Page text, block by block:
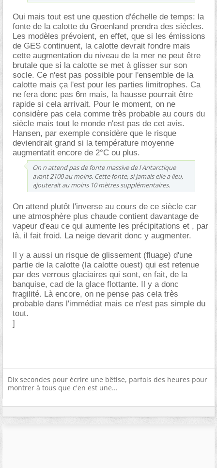
Oui mais tout est une question d'échelle de temps: la
fonte de la calotte du Groenland prendra des siècles.
Les modèles prévoient, en effet, que si les émissions
de GES continuent, la calotte devrait fondre mais
cette augmentation du niveau de la mer ne peut être
brutale que si la calotte se met à glisser sur son
socle. Ce n'est pas possible pour l'ensemble de la
calotte mais ça l'est pour les parties limitrophes. Ca
ne fera donc pas 6m mais, la hausse pourrait être
rapide si cela arrivait. Pour le moment, on ne
considère pas cela comme très probable au cours du
siècle mais tout le monde n'est pas de cet avis.
Hansen, par exemple considère que le risque
deviendrait grand si la température moyenne
augmentatit encore de 2°C ou plus.
On n attend pas de fonte massive de l Antarctique
avant 2100 au moins. Cette fonte, si jamais elle a lieu,
ajouterait au moins 10 mètres supplémentaires.
On attend plutôt l'inverse au cours de ce siècle car
une atmosphère plus chaude contient davantage de
vapeur d'eau ce qui aumente les précipitations et , par
là, il fait froid. La neige devarit donc y augmenter.
Il y a aussi un risque de glissement (fluage) d'une
partie de la calotte (la calotte ouest) qui est retenue
par des verrous glaciaires qui sont, en fait, de la
banquise, cad de la glace flottante. Il y a donc
fragilité. Là encore, on ne pense pas cela très
probable dans l'immédiat mais ce n'est pas simple du
tout.
]
Dix secondes pour écrire une bêtise, parfois des heures pour
montrer à tous que c'en est une...